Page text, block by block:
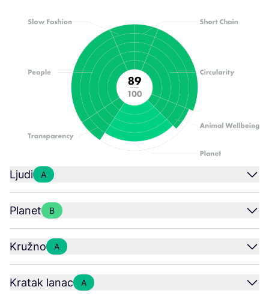
Ljudi A
Planet B
Kružno A
Kratak lanac A